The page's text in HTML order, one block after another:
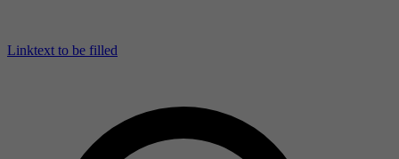
Linktext to be filled